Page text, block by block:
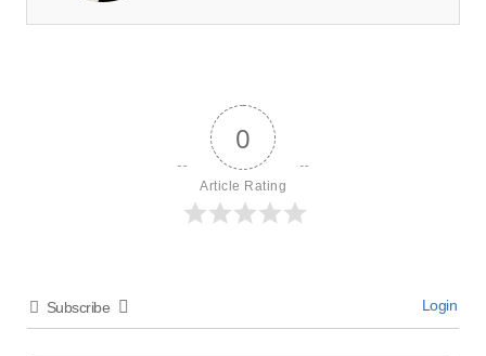
0
Article Rating
Subscribe Login